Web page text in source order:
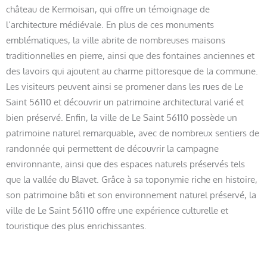
château de Kermoisan, qui offre un témoignage de
l’architecture médiévale. En plus de ces monuments
emblématiques, la ville abrite de nombreuses maisons
traditionnelles en pierre, ainsi que des fontaines anciennes et
des lavoirs qui ajoutent au charme pittoresque de la commune.
Les visiteurs peuvent ainsi se promener dans les rues de Le
Saint 56110 et découvrir un patrimoine architectural varié et
bien préservé. Enfin, la ville de Le Saint 56110 possède un
patrimoine naturel remarquable, avec de nombreux sentiers de
randonnée qui permettent de découvrir la campagne
environnante, ainsi que des espaces naturels préservés tels
que la vallée du Blavet. Grâce à sa toponymie riche en histoire,
son patrimoine bâti et son environnement naturel préservé, la
ville de Le Saint 56110 offre une expérience culturelle et
touristique des plus enrichissantes.